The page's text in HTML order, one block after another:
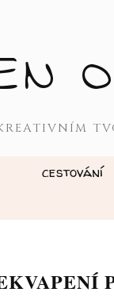
cestování